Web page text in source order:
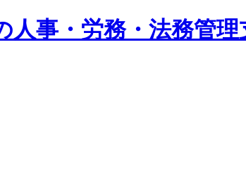
人事・労務・法務管